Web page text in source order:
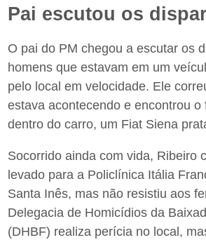
Pai escutou os
O pai do PM chegou a escutar os
homens que estavam em um
pelo local em velocidade. Ele
estava acontecendo e encontrou o
dentro do carro, um Fiat Siena
Socorrido ainda com vida, Ribeiro
levado para a Policlínica Itália
Santa Inês, mas não resistiu aos
Delegacia de Homicídios da
(DHBF) realiza perícia no local,